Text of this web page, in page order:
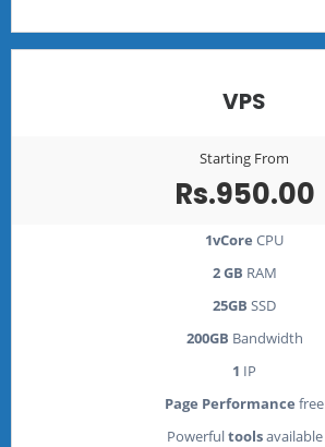
VPS
Starting From
Rs.950.00
1vCore CPU
2 GB RAM
25GB SSD
200GB Bandwidth
1 IP
Page Performance free
Powerfultoolsavailable